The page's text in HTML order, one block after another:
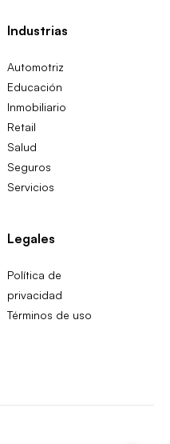
Industrias
Automotriz
Educación
Inmobiliario
Retail
Salud
Seguros
Servicios
Legales
Política de
privacidad
Términos de uso